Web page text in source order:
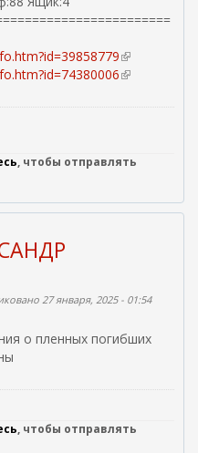
(
в
е
я
с
(
н
н
я
)
, чтобы отправлять
27 января, 2025 - 01:54
о пленных погибших
, чтобы отправлять